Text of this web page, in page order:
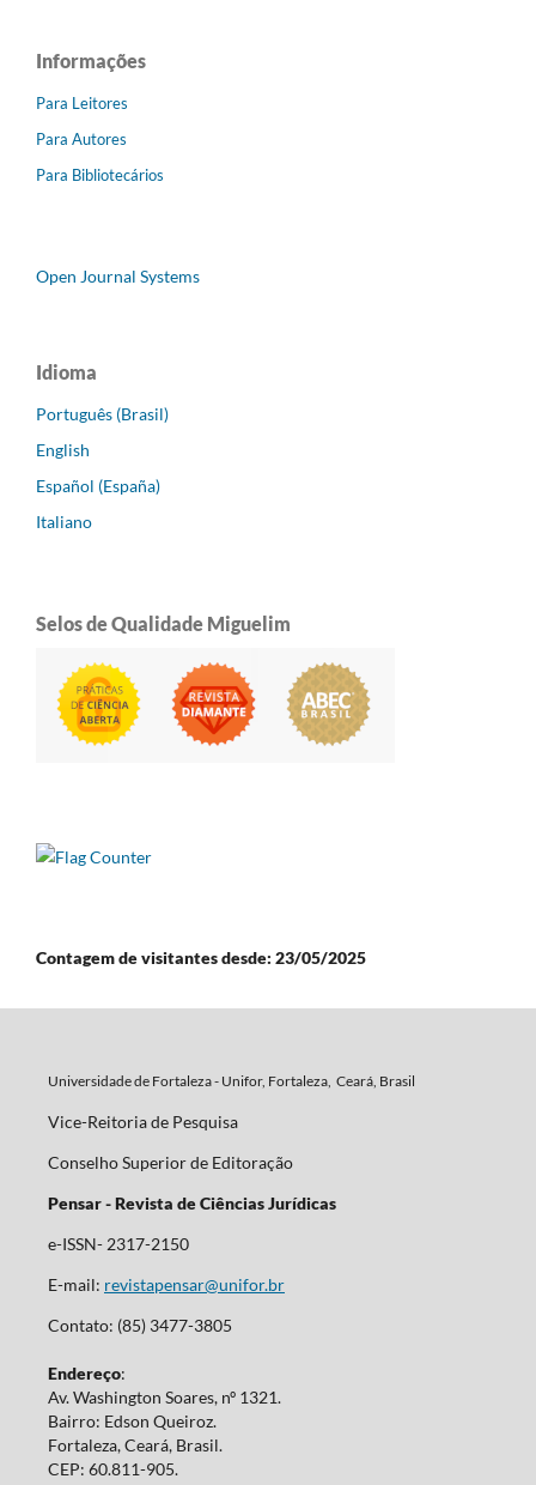
Informações
Para Leitores
Para Autores
Para Bibliotecários
Open Journal Systems
Idioma
Português (Brasil)
English
Español (España)
Italiano
Selos de Qualidade Miguelim
Contagem de visitantes desde: 23/05/2025
Universidade de Fortaleza - Unifor, Fortaleza, Ceará, Brasil
Vice-Reitoria de Pesquisa
Conselho Superior de Editoração
Pensar - Revista de Ciências Jurídicas
e-ISSN- 2317-2150
E-mail: revistapensar@unifor.br
Contato: (85) 3477-3805
Endereço:
Av. Washington Soares, nº 1321.
Bairro: Edson Queiroz.
Fortaleza, Ceará, Brasil.
CEP: 60.811-905.